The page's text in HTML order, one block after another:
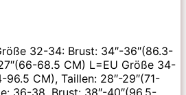
32-34: Brust: 34″-36″(86.3-
68.5 CM) L=EU Größe 34-
96.5 CM), Taillen: 28″-29″(71-
36-38, Brust: 38″-40″(96.5-